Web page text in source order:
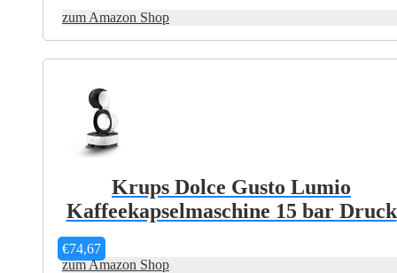
werden
zum Amazon Shop
weist
Varianten
Optionen
können
Produktseite
gewählt
werden
Krups Dolce Gusto Lumio
Kaffeekapselmaschine 15 bar Druck
€74,67
zum Amazon Shop